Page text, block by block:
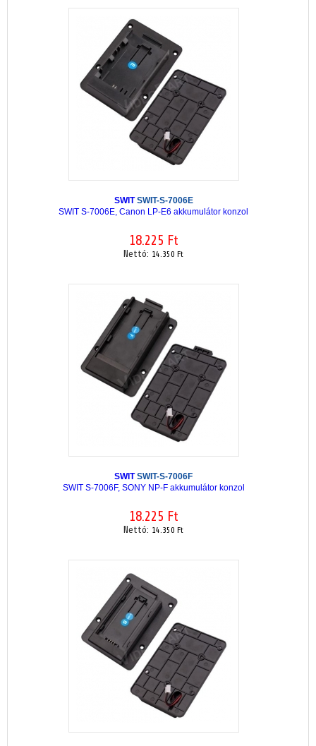
SWITSWIT-S-7006E
SWIT S-7006E, Canon LP-E6 akkumulátor konzol
18.225 Ft
Nettó: 14.350 Ft
SWITSWIT-S-7006F
SWIT S-7006F, SONY NP-F akkumulátor konzol
18.225 Ft
Nettó: 14.350 Ft